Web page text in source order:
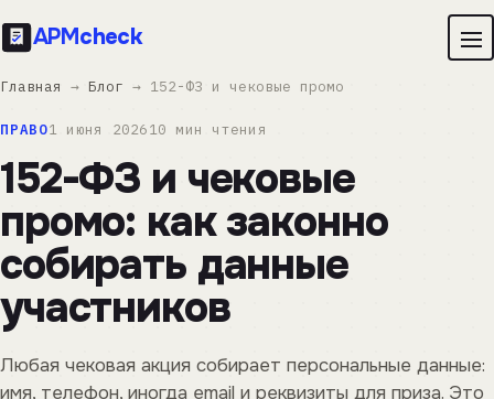
APMcheck
Главная → Блог → 152-ФЗ и чековые промо
ПРАВО1 июня 202610 мин чтения
152-ФЗ и чековые
промо: как законно
собирать данные
участников
Любая чековая акция собирает персональные данные:
имя, телефон, иногда email и реквизиты для приза. Это